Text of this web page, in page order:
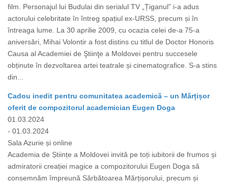
film. Personajul lui Budulai din serialul TV „Țiganul” i-a adus
actorului celebritate în întreg spațiul ex-URSS, precum și în
întreaga lume. La 30 aprilie 2009, cu ocazia celei de-a 75-a
aniversări, Mihai Volontir a fost distins cu titlul de Doctor Honoris
Causa al Academiei de Ştiinţe a Moldovei pentru succesele
obținute în dezvoltarea artei teatrale și cinematografice. S-a stins
din...
Cadou inedit pentru comunitatea academică – un Mărțișor
oferit de compozitorul academician Eugen Doga
01.03.2024
- 01.03.2024
Sala Azurie și online
Academia de Științe a Moldovei invită pe toți iubitorii de frumos și
admiratorii creației magice a compozitorului Eugen Doga să
consemnăm împreună Sărbătoarea Mărțișorului, precum și